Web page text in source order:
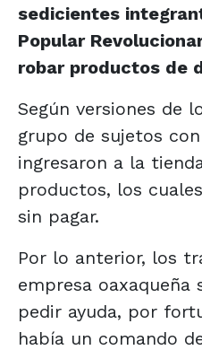
sedicientes
Popular
robar productos de
Según versiones de
grupo de sujetos
ingresaron a la
productos, los
sin pagar.
Por lo anterior, los
empresa oaxaqueña
pedir ayuda, por
había un comando